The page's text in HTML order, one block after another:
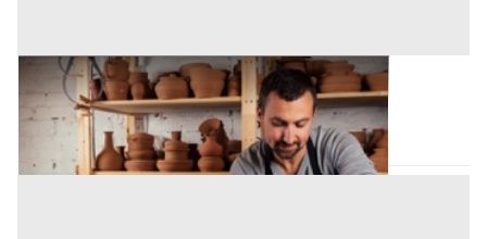
Laboratorio Artigiano all'asta a Bagheria
Bagheria (Palermo)
Asta chiusa